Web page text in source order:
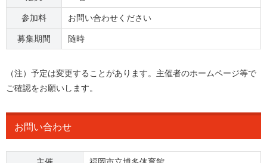
参加料 お問い合わせください
募集期間 随時
（注）予定は変更することがあります。主催者のホームページ等で
ご確認をお願いします。
お問い合わせ